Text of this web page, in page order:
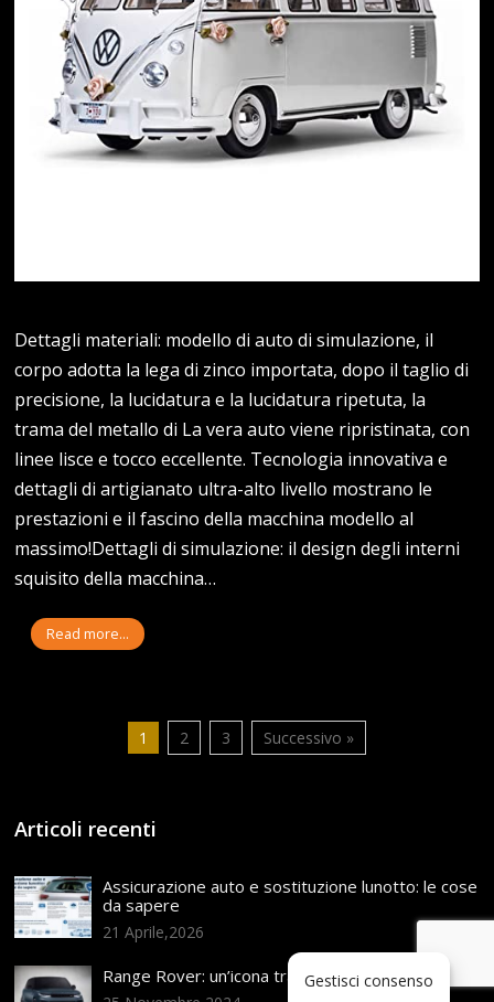
Dettagli materiali: modello di auto di simulazione, il
corpo adotta la lega di zinco importata, dopo il taglio di
precisione, la lucidatura e la lucidatura ripetuta, la
trama del metallo di La vera auto viene ripristinata, con
linee lisce e tocco eccellente. Tecnologia innovativa e
dettagli di artigianato ultra-alto livello mostrano le
prestazioni e il fascino della macchina modello al
massimo!Dettagli di simulazione: il design degli interni
squisito della macchina…
Read more...
1 2 3 Successivo »
Articoli recenti
Assicurazione auto e sostituzione lunotto: le cose
da sapere
21 Aprile,2026
Range Rover: un’icona tra i luxury SUV
Gestisci consenso